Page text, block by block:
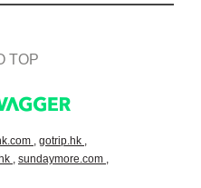
TOP
, gotrip.hk ,
, sundaymore.com ,